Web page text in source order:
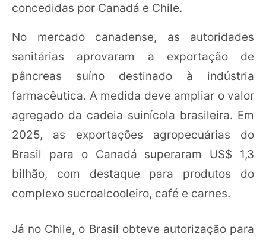
concedidas por Canadá e Chile.
No mercado canadense, as autoridades
sanitárias aprovaram a exportação de
pâncreas suíno destinado à indústria
farmacêutica. A medida deve ampliar o valor
agregado da cadeia suinícola brasileira. Em
2025, as exportações agropecuárias do
Brasil para o Canadá superaram US$ 1,3
bilhão, com destaque para produtos do
complexo sucroalcooleiro, café e carnes.
Já no Chile, o Brasil obteve autorização para